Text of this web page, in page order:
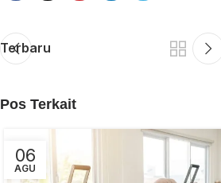
Terbaru
Pos Terkait
06
AGU